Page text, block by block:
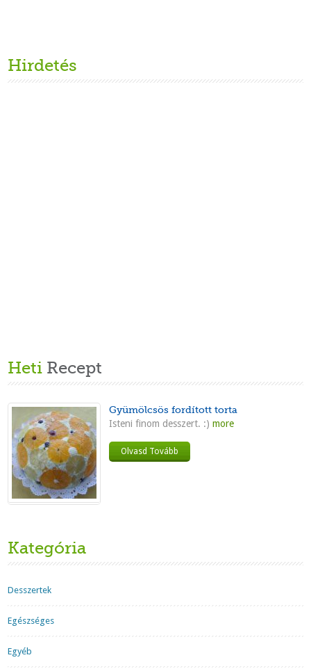
Hirdetés
Heti Recept
Gyümölcsös fordított torta
Isteni finom desszert. :) more
Olvasd Tovább
Kategória
Desszertek
Egészséges
Egyéb